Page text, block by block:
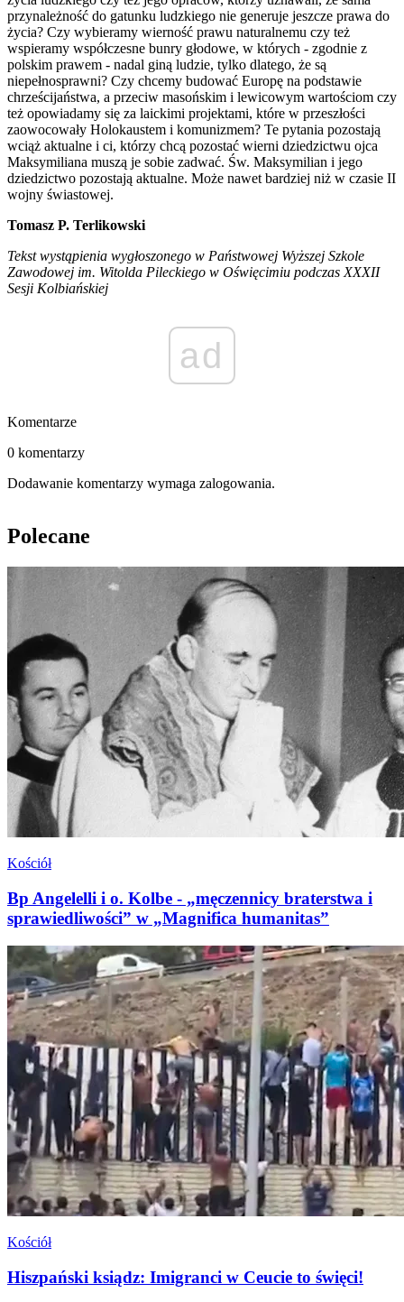
przynależność do gatunku ludzkiego nie generuje jeszcze prawa do
życia? Czy wybieramy wierność prawu naturalnemu czy też
wspieramy współczesne bunry głodowe, w których - zgodnie z
polskim prawem - nadal giną ludzie, tylko dlatego, że są
niepełnosprawni? Czy chcemy budować Europę na podstawie
chrześcijaństwa, a przeciw masońskim i lewicowym wartościom czy
też opowiadamy się za laickimi projektami, które w przeszłości
zaowocowały Holokaustem i komunizmem? Te pytania pozostają
wciąż aktualne i ci, którzy chcą pozostać wierni dziedzictwu ojca
Maksymiliana muszą je sobie zadwać. Św. Maksymilian i jego
dziedzictwo pozostają aktualne. Może nawet bardziej niż w czasie II
wojny świastowej.
Tomasz P. Terlikowski
Tekst wystąpienia wygłoszonego w Państwowej Wyższej Szkole
Zawodowej im. Witolda Pileckiego w Oświęcimiu podczas XXXII
Sesji Kolbiańskiej
ad
Komentarze
0 komentarzy
Dodawanie komentarzy wymaga zalogowania.
Polecane
Kościół
Bp Angelelli i o. Kolbe - „męczennicy braterstwa i
sprawiedliwości” w „Magnifica humanitas”
Kościół
Hiszpański ksiądz: Imigranci w Ceucie to święci!